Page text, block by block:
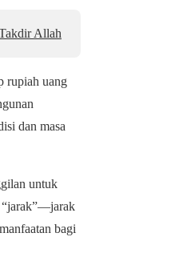
Allah
rupiah uang
dan masa
untuk
“jarak”—jarak
bagi